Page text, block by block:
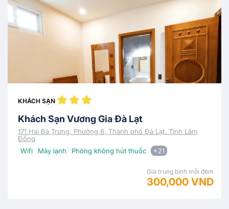
KHÁCH SẠN
Khách Sạn Vương Gia Đà Lạt
171 Hai Bà Trưng, Phường 6, Thành phố Đà Lạt, Tỉnh Lâm
Đồng
Wifi
Máy lạnh Phòng không hút thuốc +21
Giá trung bình mỗi đêm
300,000 VND